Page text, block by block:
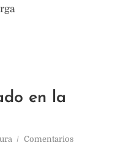
en la
Comentarios